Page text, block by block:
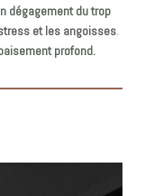
dégagement du trop
et les angoisses.
profond.